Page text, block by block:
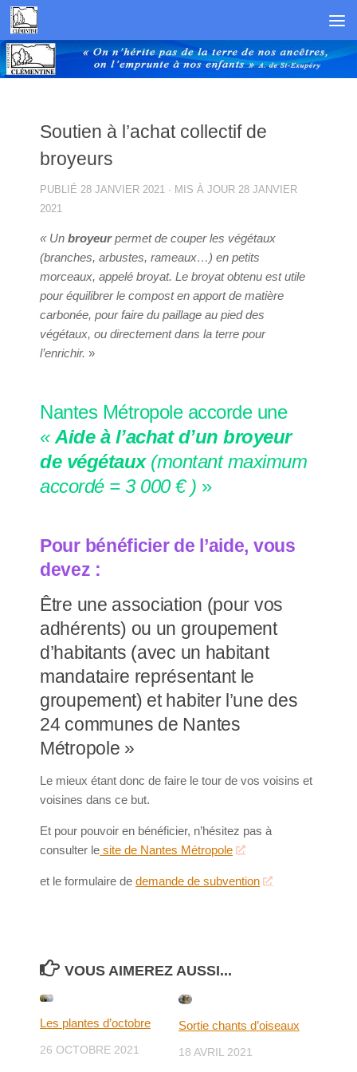
Skip to content
Soutien à l’achat collectif de
broyeurs
PUBLIÉ 28 JANVIER 2021 · MIS À JOUR 28 JANVIER
2021
« Un broyeurpermet de couper les végétaux
(branches, arbustes, rameaux…) en petits
morceaux, appelé broyat. Le broyat obtenu est utile
pour équilibrer le compost en apport de matière
carbonée, pour faire du paillage au pied des
végétaux, ou directement dans la terre pour
l’enrichir. »
Nantes Métropole accorde une
«Aide à l’achat d’un broyeur
de végétaux (montant maximum
accordé = 3 000 € ) »
Pour bénéficier de l’aide, vous
devez :
Être une association (pour vos
adhérents) ou un groupement
d’habitants (avec un habitant
mandataire représentant le
groupement) et habiter l’une des
24 communes de Nantes
Métropole »
Le mieux étant donc de faire le tour de vos voisins et
voisines dans ce but.
Et pour pouvoir en bénéficier, n’hésitez pas à
consulter le site de Nantes Métropole
et le formulaire de demande de subvention
VOUS AIMEREZ AUSSI...
Les plantes d’octobre
26 OCTOBRE 2021
Sortie chants d’oiseaux
18 AVRIL 2021